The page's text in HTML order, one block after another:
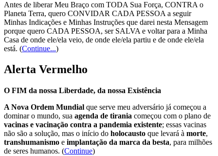
Antes de liberar Meu Braço com TODA Sua Força, CONTRA o
Planeta Terra, quero CONVIDAR CADA PESSOA a seguir
Minhas Indicações e Minhas Instruções que darei nesta Mensagem
porque quero CADA PESSOA, ser SALVA e voltar para a Minha
Casa de onde ele/ela veio, de onde ele/ela partiu e de onde ele/ela
está. (Continue...)
Alerta Vermelho
O FIM da nossa Liberdade, da nossa Existência
A Nova Ordem Mundial que serve meu adversário já começou a
dominar o mundo, sua agenda de tirania começou com o plano de
vacinas e vacinação contra a pandemia existente; essas vacinas
não são a solução, mas o início do holocausto que levará à morte,
transhumanismo e implantação da marca da besta, para milhões
de seres humanos. (Continue)